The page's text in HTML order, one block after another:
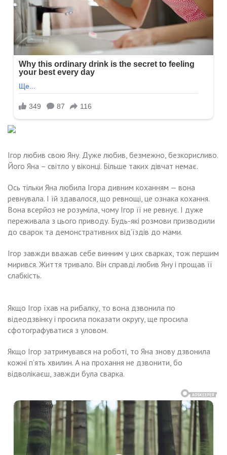
Ігор любив свою Яну. Дуже любив, безмежно, безкорисливо.
Його Яна – світло у віконці. Більше таких дівчат немає.
Ось тільки Яна любила Ігора дивним коханням — вона
ревнувала. І їй здавалося, що ревнощі, це ознака кохання.
Вона всерйоз не розуміла, чому Ігор її не ревнує. І дуже
переживала з цього приводу. Будь-які розмови призводили
до сварок та демонстративних від’їздів до мами.
Ігор завжди вважав себе винним у цих сварках, тож першим
мирився. Життя тривало. Він справді любив Яну і прощав її
слабкість.
Якщо Ігор їхав на рибалку, то вона дзвонила по
відеодзвінку і просила показати округу, ще просила
сфотографуватися з уловом.
Якщо Ігор затримувався на роботі, то Яна знову дзвонила
кожні п’ять хвилин. А на прохання не дзвонити, бо
відволікаєш, завжди була сварка.